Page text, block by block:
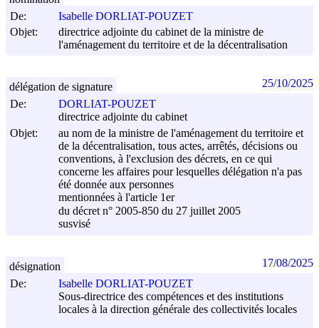
De:
Isabelle DORLIAT-POUZET
Objet:
directrice adjointe du cabinet de la ministre de
l'aménagement du territoire et de la décentralisation
De:
DORLIAT-POUZET
directrice adjointe du cabinet
Objet:
au nom de la ministre de l'aménagement du territoire et
de la décentralisation, tous actes, arrêtés, décisions ou
conventions, à l'exclusion des décrets, en ce qui
concerne les affaires pour lesquelles délégation n'a pas
été donnée aux personnes
mentionnées à l'article 1er
du décret n° 2005-850 du 27 juillet 2005
susvisé
délégation de signature 25/10/2025
De:
Isabelle DORLIAT-POUZET
Sous-directrice des compétences et des institutions
locales à la direction générale des collectivités locales
désignation 17/08/2025